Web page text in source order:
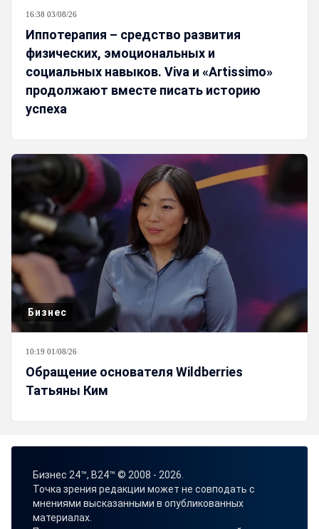
16:38 03/08/26
Иппотерапия – средство развития
физических, эмоциональных и
социальных навыков. Viva и «Artissimo»
продолжают вместе писать историю
успеха
Бизнес
10:19 01/08/26
Обращение основателя Wildberries
Татьяны Ким
Бизнес 24™, B24™ © 2008 - 2026.
Точка зрения редакции может не совподать с
мнениями высказанными в опубликованных
материалах.